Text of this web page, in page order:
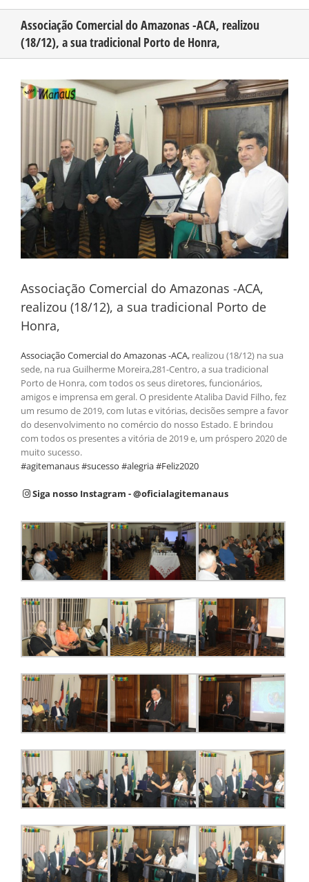
CONHEÇA O AMAZONAS
PUBLICIDADE
Associação Comercial do Amazonas -ACA, realizou
(18/12), a sua tradicional Porto de Honra,
View
Larger
Associação Comercial do Amazonas -ACA,
realizou (18/12), a sua tradicional Porto de
Honra,
Associação Comercial do Amazonas -ACA, realizou (18/12) na sua
sede, na rua Guilherme Moreira,281-Centro, a sua tradicional
Porto de Honra, com todos os seus diretores, funcionários,
amigos e imprensa em geral. O presidente Ataliba David Filho, fez
um resumo de 2019, com lutas e vitórias, decisões sempre a favor
do desenvolvimento no comércio do nosso Estado. E brindou
com todos os presentes a vitória de 2019 e, um próspero 2020 de
muito sucesso.
#agitemanaus#sucesso #alegria#Feliz2020
Siga nosso Instagram - @oficialagitemanaus